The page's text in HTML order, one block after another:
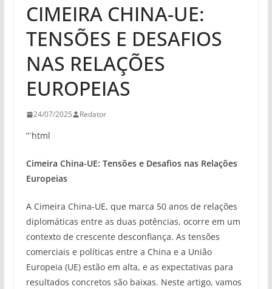
CIMEIRA CHINA-UE:
TENSÕES E DESAFIOS
NAS RELAÇÕES
EUROPEIAS
24/07/2025 Redator
“`html
Cimeira China-UE: Tensões e Desafios nas Relações
Europeias
A Cimeira China-UE, que marca 50 anos de relações
diplomáticas entre as duas potências, ocorre em um
contexto de crescente desconfiança. As tensões
comerciais e políticas entre a China e a União
Europeia (UE) estão em alta, e as expectativas para
resultados concretos são baixas. Neste artigo, vamos